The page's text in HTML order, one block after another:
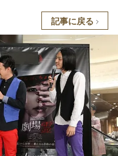
記事に戻る